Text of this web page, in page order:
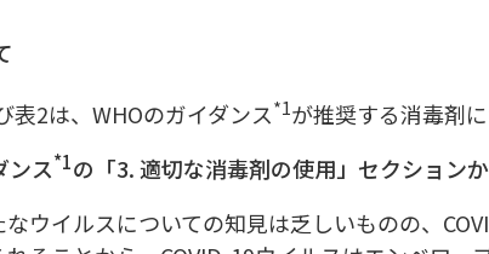
表2は、WHOのガイダンス*1が推奨する消毒剤
ンス*1の「3. 適切な消毒剤の使用」セクション
なウイルスについての知見は乏しいものの、